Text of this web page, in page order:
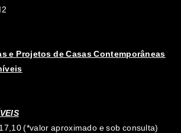
e Projetos de Casas Contemporâneas
(*valor aproximado e sob consulta)